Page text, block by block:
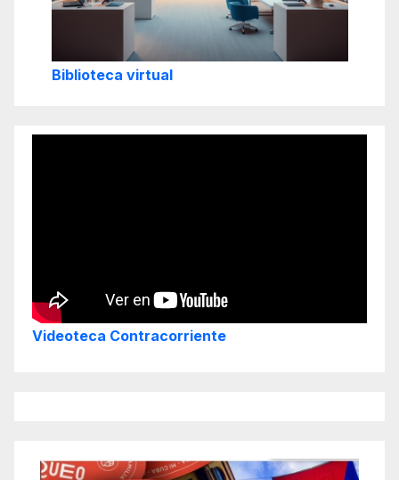
Biblioteca virtual
Videoteca Contracorriente